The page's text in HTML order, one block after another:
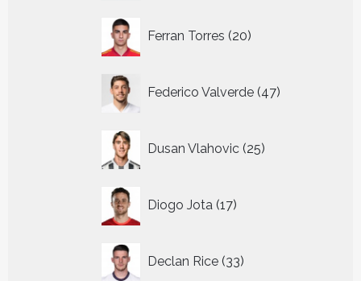
Ferran Torres 20
producten
Federico Valverde 47
producten
Dusan Vlahovic 25
producten
Diogo Jota 17
producten
Declan Rice 33
producten